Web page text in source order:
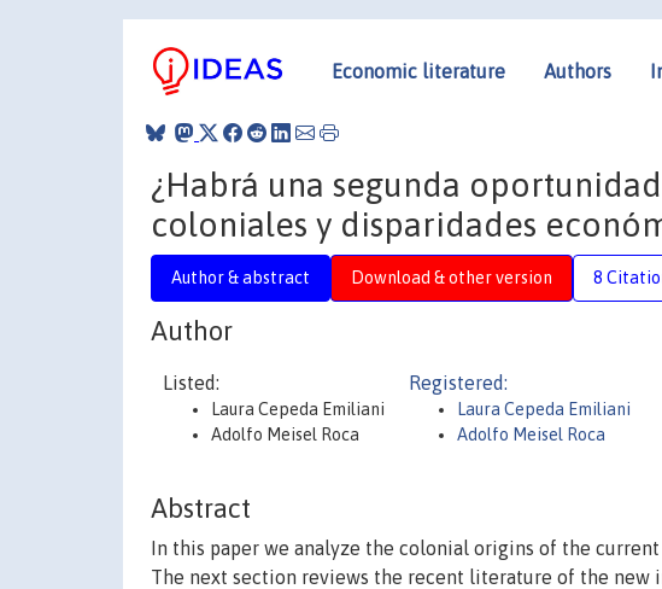
Economic literature Authors
¿Habrá una segunda
coloniales y disparidades
Author & abstract Download & other version 8
Author
Listed:
Laura Cepeda Emiliani
Adolfo Meisel Roca
Registered:
Laura Cepeda Emiliani
Adolfo Meisel Roca
Abstract
In this paper we analyze the colonial origins of the
The next section reviews the recent literature of the